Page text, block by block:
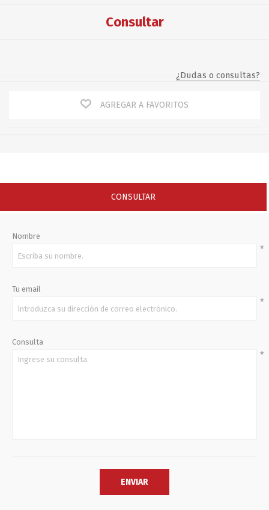
Consultar
¿Dudas o consultas?
AGREGAR A FAVORITOS
CONSULTAR
Nombre
*
Tu email
*
Consulta
*